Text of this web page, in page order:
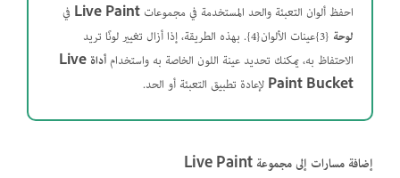
احفظ ألوان التعبئة والحد المستخدمة في مجموعاتLive Paint في
لوحة
{3}عينات الألوان{4}. بهذه الطريقة، إذا أزال تغيير لونًا تريد
الاحتفاظ به، يمكنك تحديد عينة اللون الخاصة به واستخدام
أداة Live
Paint Bucketلإعادة تطبيق التعبئة أو الحد.
إضافة مسارات إلى مجموعة Live Paint